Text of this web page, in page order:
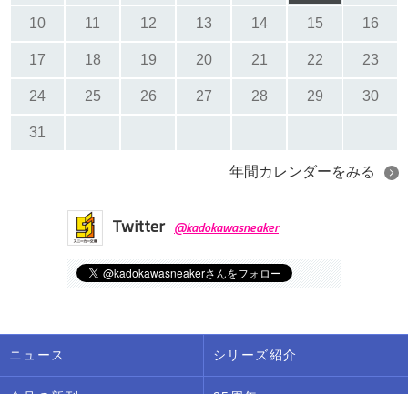
10 11 12 13 14 15 16
17 18 19 20 21 22 23
24 25 26 27 28 29 30
31
年間カレンダーをみる
Twitter @kadokawasneaker
ニュース シリーズ紹介